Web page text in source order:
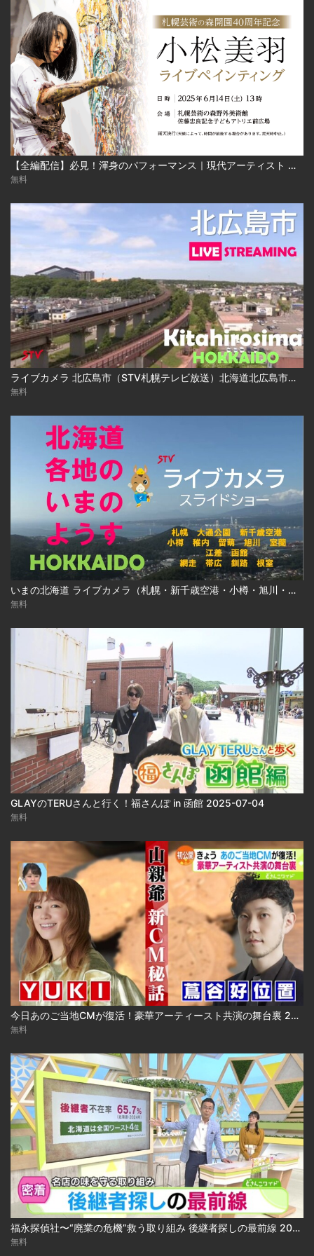
【全編配信】必見！渾身のパフォーマンス｜現代アーティスト 小松美羽 ライブペインティング｜札幌芸術の森開園40周年記念 2025年6月24日（土） Miwa Komatsu | Live Painting‐Sapporo Art Park
無料
ライブカメラ 北広島市（STV札幌テレビ放送）北海道北広島市／Live Camera Kitahirosima City, Hokkaido
無料
いまの北海道 ライブカメラ（札幌・新千歳空港・小樽・旭川・函館ほか ）
無料
GLAYのTERUさんと行く！福さんぽ in 函館 2025-07-04
無料
今日あのご当地CMが復活！豪華アーティースト共演の舞台裏 2024.03.18放送
無料
福永探偵社〜“廃業の危機”救う取り組み 後継者探しの最前線 2025-04-15
無料